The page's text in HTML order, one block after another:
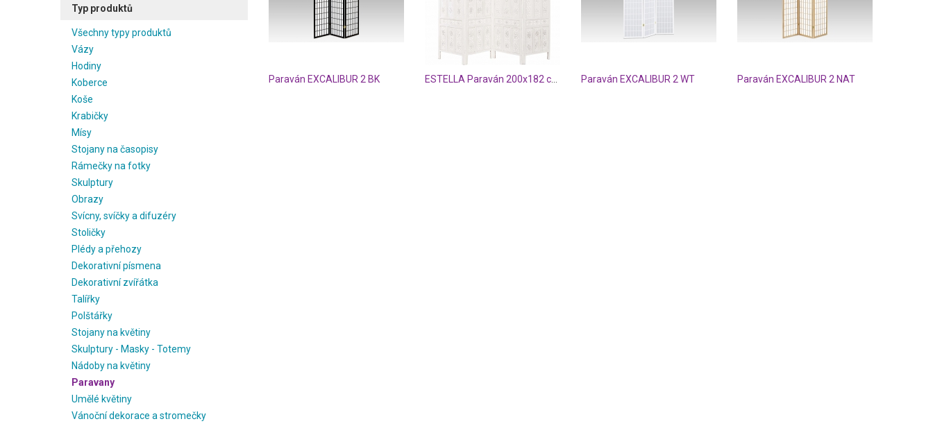
Typ produktů
Všechny typy produktů
Vázy
Hodiny
Koberce
Koše
Krabičky
Mísy
Stojany na časopisy
Rámečky na fotky
Skulptury
Obrazy
Svícny, svíčky a difuzéry
Stoličky
Plédy a přehozy
Dekorativní písmena
Dekorativní zvířátka
Talířky
Polštářky
Stojany na květiny
Skulptury - Masky - Totemy
Nádoby na květiny
Paravany
Umělé květiny
Vánoční dekorace a stromečky
Paraván EXCALIBUR 2 BK Paraván EXCALIBUR 2 WT Paraván EXCALIBUR 2 NAT